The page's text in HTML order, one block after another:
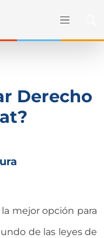
Derecho
mejor opción para
de las leyes de